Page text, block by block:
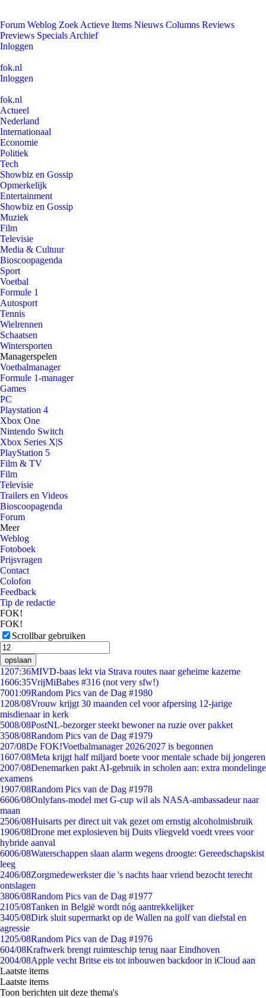
Forum Weblog Zoek Actieve Items Nieuws Columns Reviews
Previews Specials Archief
Inloggen
fok.nl
Inloggen
fok.nl
Actueel
Nederland
Internationaal
Economie
Politiek
Tech
Showbiz en Gossip
Opmerkelijk
Entertainment
Showbiz en Gossip
Muziek
Film
Televisie
Media & Cultuur
Bioscoopagenda
Sport
Voetbal
Formule 1
Autosport
Tennis
Wielrennen
Schaatsen
Wintersporten
Managerspelen
Voetbalmanager
Formule 1-manager
Games
PC
Playstation 4
Xbox One
Nintendo Switch
Xbox Series X|S
PlayStation 5
Film & TV
Film
Televisie
Trailers en Videos
Bioscoopagenda
Forum
Meer
Weblog
Fotoboek
Prijsvragen
Contact
Colofon
Feedback
Tip de redactie
FOK!
FOK!
Scrollbar gebruiken
opslaan
1207:36MIVD-baas lekt via Strava routes naar geheime kazerne
1606:35VrijMiBabes #316 (not very sfw!)
7001:09Random Pics van de Dag #1980
1208/08Vrouw krijgt 30 maanden cel voor afpersing 12-jarige
misdienaar in kerk
5008/08PostNL-bezorger steekt bewoner na ruzie over pakket
3508/08Random Pics van de Dag #1979
207/08De FOK!Voetbalmanager 2026/2027 is begonnen
1607/08Meta krijgt half miljard boete voor mentale schade bij jongeren
2007/08Denemarken pakt AI-gebruik in scholen aan: extra mondelinge
examens
1907/08Random Pics van de Dag #1978
6606/08Onlyfans-model met G-cup wil als NASA-ambassadeur naar
maan
2506/08Huisarts per direct uit vak gezet om ernstig alcoholmisbruik
1906/08Drone met explosieven bij Duits vliegveld voedt vrees voor
hybride aanval
6006/08Waterschappen slaan alarm wegens droogte: Gereedschapskist
leeg
2406/08Zorgmedewerkster die 's nachts haar vriend bezocht terecht
ontslagen
3806/08Random Pics van de Dag #1977
2105/08Tanken in België wordt nóg aantrekkelijker
3405/08Dirk sluit supermarkt op de Wallen na golf van diefstal en
agressie
1205/08Random Pics van de Dag #1976
604/08Kraftwerk brengt ruimteschip terug naar Eindhoven
2004/08Apple vecht Britse eis tot inbouwen backdoor in iCloud aan
Laatste items
Laatste items
Toon berichten uit deze thema's